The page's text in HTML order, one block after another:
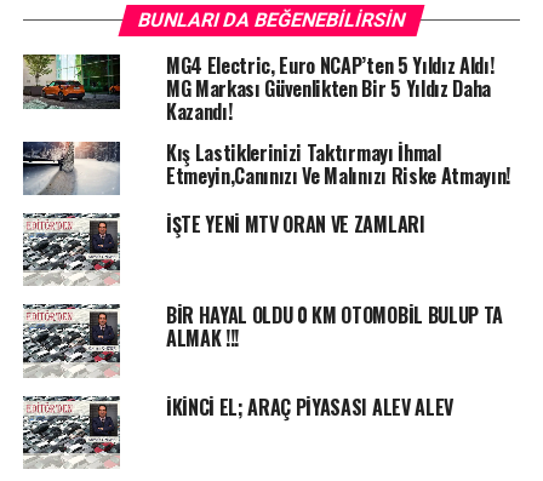
Almanya’da 16 Aralık’tan itibaren sıkılaştırılmış
Koronavirüs önlemlerinin devreye girmesi üzerinde
uzlaştı. Ülkede kamusal hayatın büyük ölçüde
sınırlandırılması öngörülüyor.
Yeni kapanma önlemleri 16 Aralık’tan itibaren geçerli
BUNLARI DA BEĞENEBILIRSIN
MG4 Electric, Euro NCAP’ten 5 Yıldız Aldı!
MG Markası Güvenlikten Bir 5 Yıldız Daha
Kazandı!
Kış Lastiklerinizi Taktırmayı İhmal
Etmeyin,Canınızı Ve Malınızı Riske Atmayın!
İŞTE YENİ MTV ORAN VE ZAMLARI
BİR HAYAL OLDU 0 KM OTOMOBİL BULUP TA
ALMAK !!!
İKİNCİ EL; ARAÇ PİYASASI ALEV ALEV